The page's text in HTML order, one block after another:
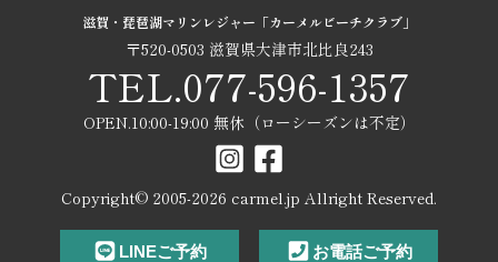
滋賀・琵琶湖マリンレジャー「カーメルビーチクラブ」
〒520-0503 滋賀県大津市北比良243
TEL.077-596-1357
OPEN.10:00-19:00 無休（ローシーズンは不定）
Copyright© 2005-2026 carmel.jp Allright Reserved.
LINEご予約 お電話ご予約